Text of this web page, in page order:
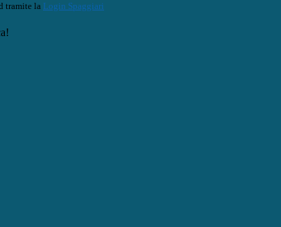
tramite la Login Spaggiari